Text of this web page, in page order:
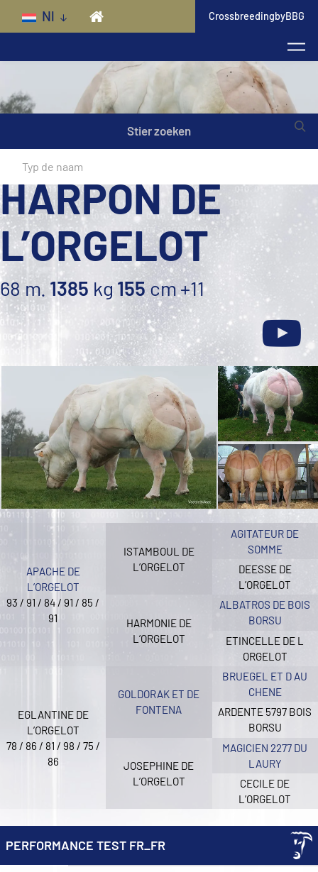
Skip to main content
Nl CrossbreedingbyBBG
Stier zoeken
HARPON DE
L’ORGELOT
68 m. 1385 kg155 cm +11
APACHE DE
L’ORGELOT
93 / 91 / 84 / 91 / 85 /
91
ISTAMBOUL DE
L’ORGELOT
HARMONIE DE
L’ORGELOT
AGITATEUR DE
SOMME
DEESSE DE
L’ORGELOT
ALBATROS DE BOIS
BORSU
ETINCELLE DE L
ORGELOT
EGLANTINE DE
L’ORGELOT
78 / 86 / 81 / 98 / 75 /
86
GOLDORAK ET DE
FONTENA
JOSEPHINE DE
L’ORGELOT
BRUEGEL ET D AU
CHENE
ARDENTE 5797 BOIS
BORSU
MAGICIEN 2277 DU
LAURY
CECILE DE
L’ORGELOT
PERFORMANCE TEST FR_FR